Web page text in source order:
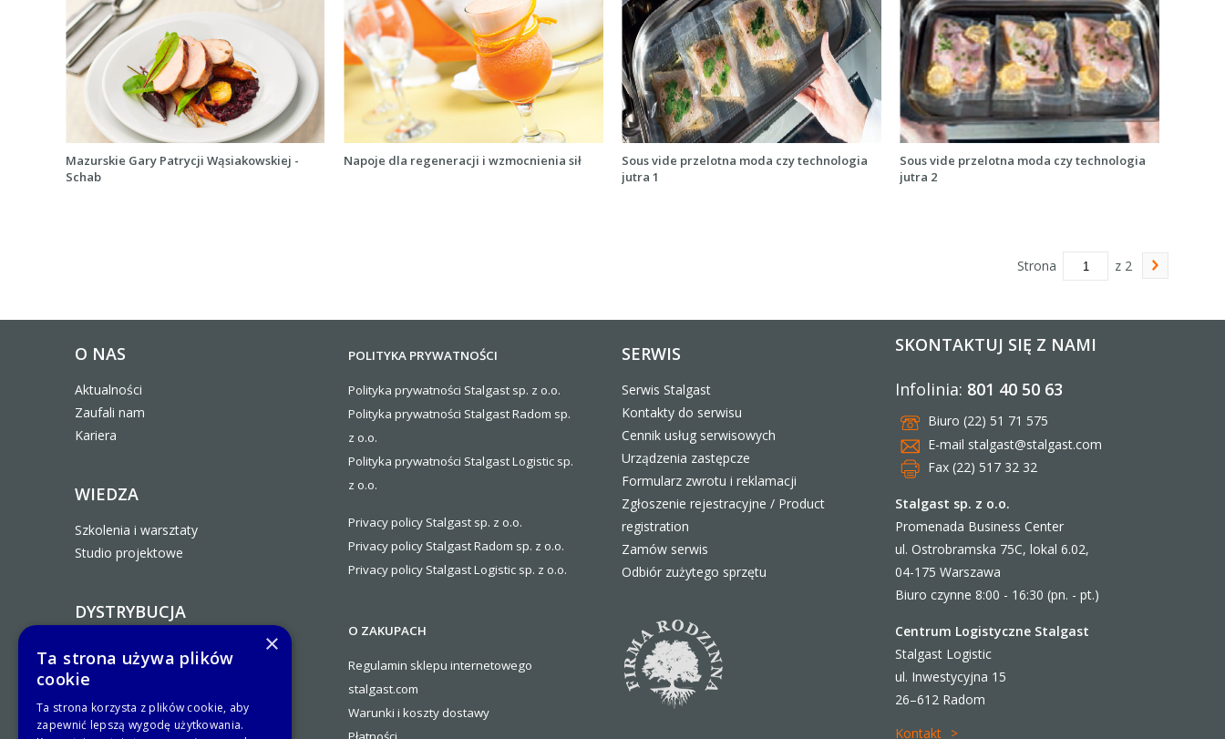
Mazurskie Gary Patrycji Wąsiakowskiej -
Schab
Napoje dla regeneracji i wzmocnienia sił
Sous vide przelotna moda czy technologia
jutra 1
Sous vide przelotna moda czy technologia
jutra 2
Strona z 2
O NAS
Aktualności
Zaufali nam
Kariera
WIEDZA
Szkolenia i warsztaty
Studio projektowe
DYSTRYBUCJA
Zostań Partnerem Handlowym
Stalgast
Kontakty
POLITYKA PRYWATNOŚCI
Polityka prywatności Stalgast sp. z o.o.
Polityka prywatności Stalgast Radom sp.
z o.o.
Polityka prywatności Stalgast Logistic sp.
z o.o.
Privacy policy Stalgast sp. z o.o.
Privacy policy Stalgast Radom sp. z o.o.
Privacy policy Stalgast Logistic sp. z o.o.
O ZAKUPACH
Regulamin sklepu internetowego
stalgast.com
Warunki i koszty dostawy
SERWIS
Serwis Stalgast
Kontakty do serwisu
Cennik usług serwisowych
Urządzenia zastępcze
Formularz zwrotu i reklamacji
Zgłoszenie rejestracyjne / Product
registration
Zamów serwis
Odbiór zużytego sprzętu
SKONTAKTUJ SIĘ Z NAMI
Infolinia: 801 40 50 63
Biuro (22) 51 71 575
E-mail stalgast@stalgast.com
Fax (22) 517 32 32
Stalgast sp. z o.o.
Promenada Business Center
ul. Ostrobramska 75C, lokal 6.02,
04-175 Warszawa
Biuro czynne 8:00 - 16:30 (pn. - pt.)
Centrum Logistyczne Stalgast
Stalgast Logistic
ul. Inwestycyjna 15
26–612 Radom
Kontakt
×
Ta strona używa plików
cookie
Ta strona korzysta z plików cookie, aby
zapewnić lepszą wygodę użytkowania.